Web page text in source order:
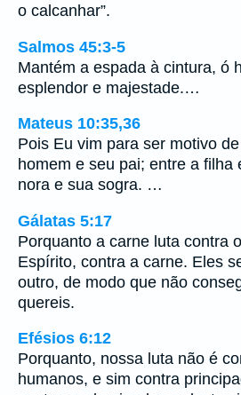
o calcanhar”.
Salmos 45:3-5
Mantém a espada à cintura, ó
esplendor e majestade.…
Mateus 10:35,36
Pois Eu vim para ser motivo
homem e seu pai; entre a filha
nora e sua sogra. …
Gálatas 5:17
Porquanto a carne luta contra
Espírito, contra a carne. Eles
outro, de modo que não
quereis.
Efésios 6:12
Porquanto, nossa luta não é
humanos, e sim contra